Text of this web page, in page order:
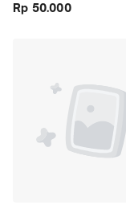
Rp 50.000